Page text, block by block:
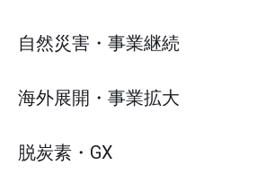
自然災害・事業継続
海外展開・事業拡大
脱炭素・GX